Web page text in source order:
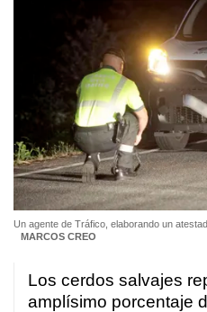
Un agente de Tráfico, elaborando un
MARCOS CREO
Los cerdos salvajes
amplísimo porcentaje